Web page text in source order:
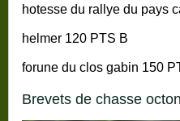
hotesse du rallye du pays
helmer 120 PTS B
forune du clos gabin 150
brevets de chasse